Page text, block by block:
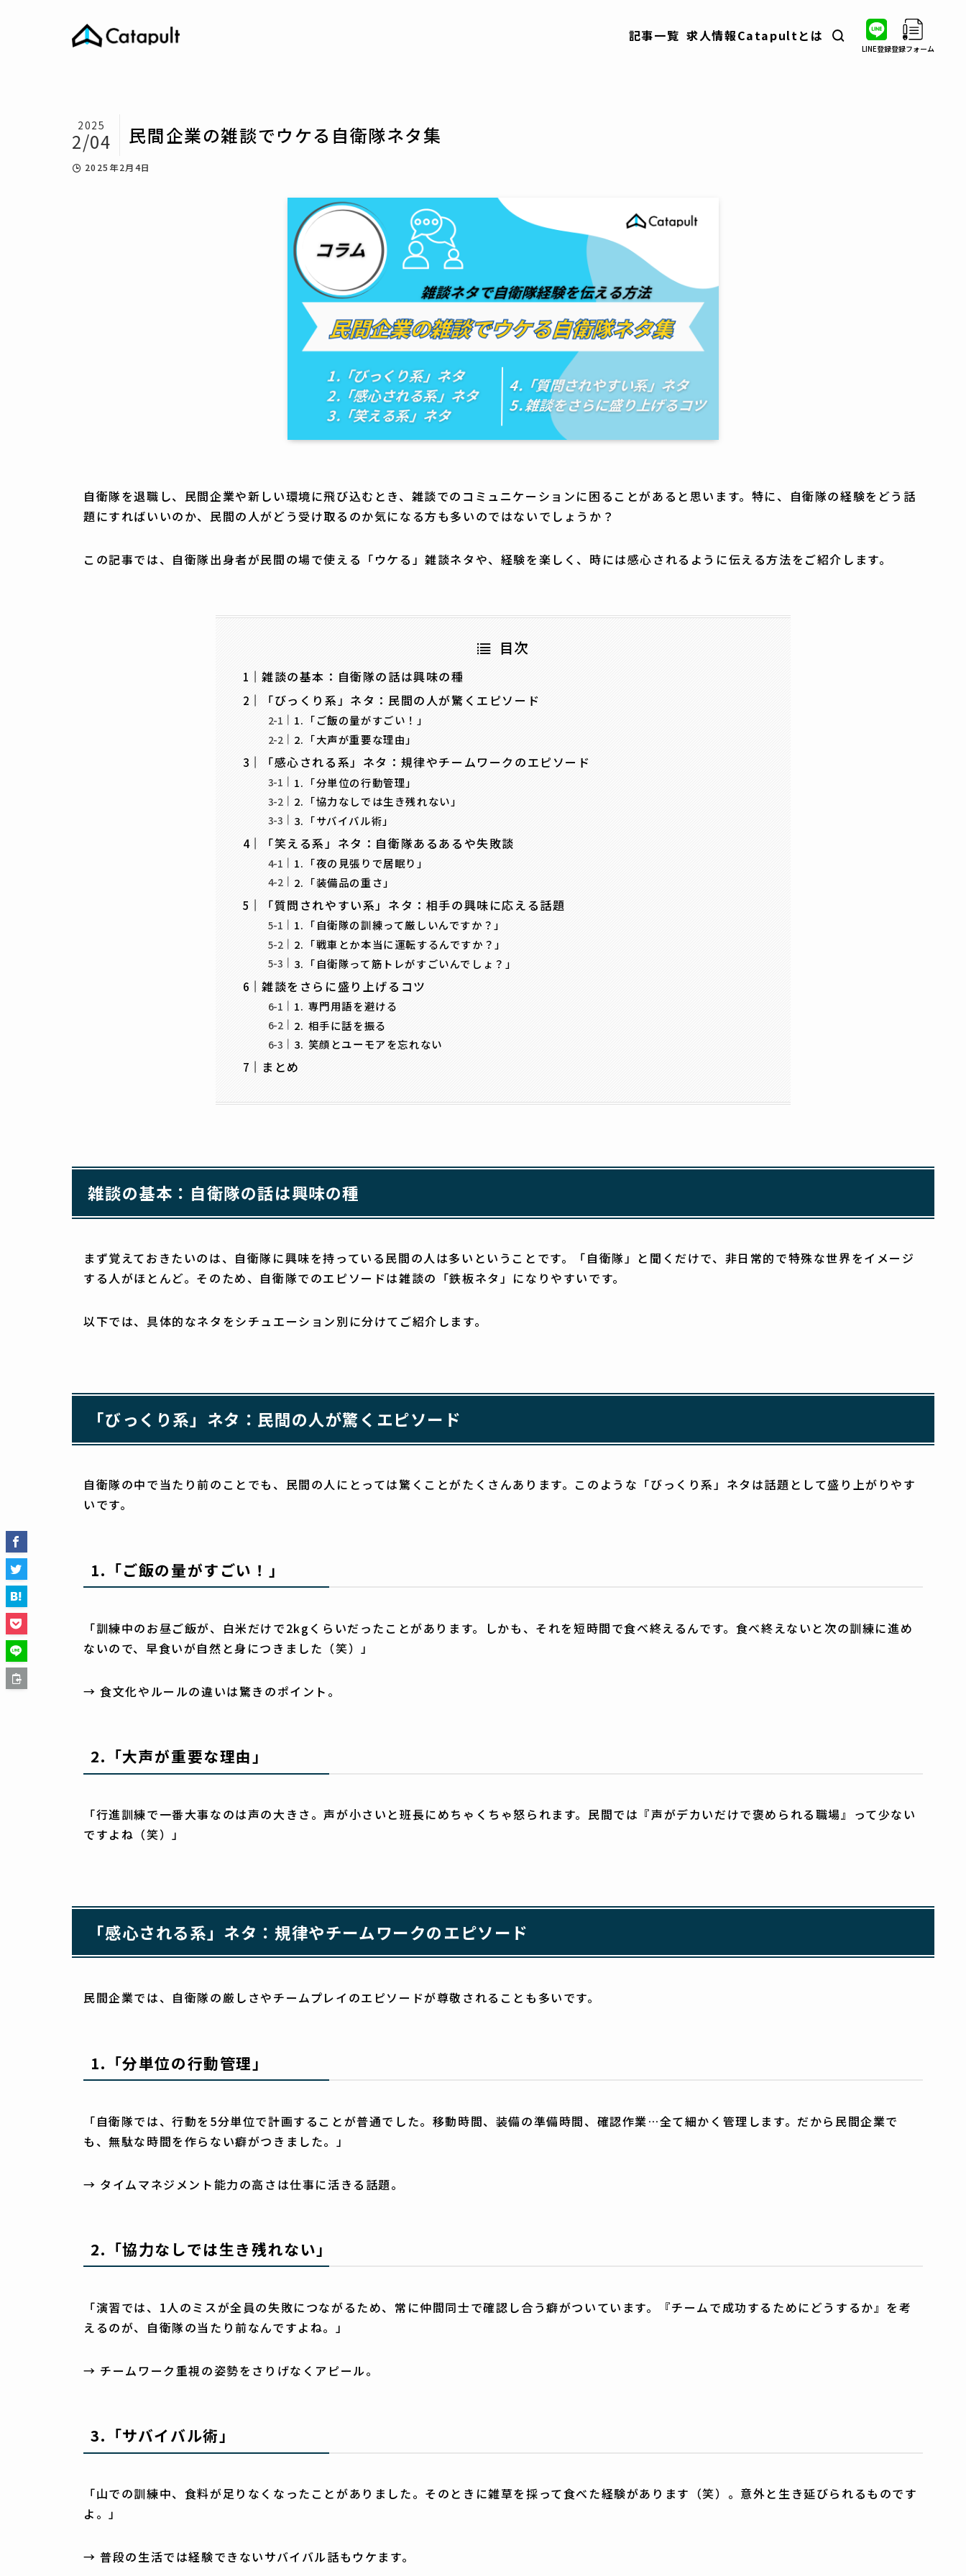
記事一覧 求人情報Catapultとは
LINE登録登録フォーム
民間企業の雑談でウケる自衛隊ネタ集
2025
2/04
2025年2月4日
自衛隊を退職し、民間企業や新しい環境に飛び込むとき、雑談でのコミュニケーションに困ることがあると思います。特に、自衛隊の経験をどう話
題にすればいいのか、民間の人がどう受け取るのか気になる方も多いのではないでしょうか？
この記事では、自衛隊出身者が民間の場で使える「ウケる」雑談ネタや、経験を楽しく、時には感心されるように伝える方法をご紹介します。
目次
雑談の基本：自衛隊の話は興味の種
「びっくり系」ネタ：民間の人が驚くエピソード
1.「ご飯の量がすごい！」
2.「大声が重要な理由」
「感心される系」ネタ：規律やチームワークのエピソード
1.「分単位の行動管理」
2.「協力なしでは生き残れない」
3.「サバイバル術」
「笑える系」ネタ：自衛隊あるあるや失敗談
1.「夜の見張りで居眠り」
2.「装備品の重さ」
「質問されやすい系」ネタ：相手の興味に応える話題
1.「自衛隊の訓練って厳しいんですか？」
2.「戦車とか本当に運転するんですか？」
3.「自衛隊って筋トレがすごいんでしょ？」
雑談をさらに盛り上げるコツ
1. 専門用語を避ける
2. 相手に話を振る
3. 笑顔とユーモアを忘れない
まとめ
雑談の基本：自衛隊の話は興味の種
まず覚えておきたいのは、自衛隊に興味を持っている民間の人は多いということです。「自衛隊」と聞くだけで、非日常的で特殊な世界をイメージ
する人がほとんど。そのため、自衛隊でのエピソードは雑談の「鉄板ネタ」になりやすいです。
以下では、具体的なネタをシチュエーション別に分けてご紹介します。
「びっくり系」ネタ：民間の人が驚くエピソード
自衛隊の中で当たり前のことでも、民間の人にとっては驚くことがたくさんあります。このような「びっくり系」ネタは話題として盛り上がりやす
いです。
1. 「ご飯の量がすごい！」
「訓練中のお昼ご飯が、白米だけで2kgくらいだったことがあります。しかも、それを短時間で食べ終えるんです。食べ終えないと次の訓練に進め
ないので、早食いが自然と身につきました（笑）」
→ 食文化やルールの違いは驚きのポイント。
2. 「大声が重要な理由」
「行進訓練で一番大事なのは声の大きさ。声が小さいと班長にめちゃくちゃ怒られます。民間では『声がデカいだけで褒められる職場』って少ない
ですよね（笑）」
「感心される系」ネタ：規律やチームワークのエピソード
民間企業では、自衛隊の厳しさやチームプレイのエピソードが尊敬されることも多いです。
1. 「分単位の行動管理」
「自衛隊では、行動を5分単位で計画することが普通でした。移動時間、装備の準備時間、確認作業…全て細かく管理します。だから民間企業で
も、無駄な時間を作らない癖がつきました。」
→ タイムマネジメント能力の高さは仕事に活きる話題。
2. 「協力なしでは生き残れない」
「演習では、1人のミスが全員の失敗につながるため、常に仲間同士で確認し合う癖がついています。『チームで成功するためにどうするか』を考
えるのが、自衛隊の当たり前なんですよね。」
→ チームワーク重視の姿勢をさりげなくアピール。
3. 「サバイバル術」
「山での訓練中、食料が足りなくなったことがありました。そのときに雑草を採って食べた経験があります（笑）。意外と生き延びられるものです
よ。」
→ 普段の生活では経験できないサバイバル話もウケます。